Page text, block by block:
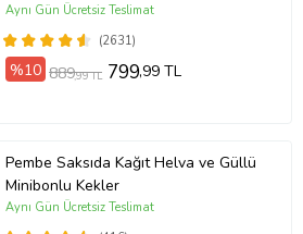
(2631)
Aynı Gün Ücretsiz Teslimat
%10 889,99 TL 799,99 TL
Pembe Saksıda Kağıt Helva ve Güllü
Minibonlu Kekler
Aynı Gün Ücretsiz Teslimat